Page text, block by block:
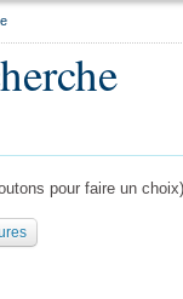
pour faire un choix)